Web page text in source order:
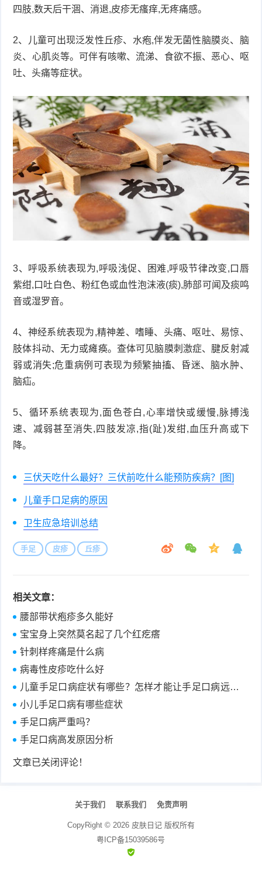
四肢,数天后干涸、消退,皮疹无瘙痒,无疼痛感。
2、儿童可出现泛发性丘疹、水疱,伴发无菌性脑膜炎、脑
炎、心肌炎等。可伴有咳嗽、流涕、食欲不振、恶心、呕
吐、头痛等症状。
3、呼吸系统表现为,呼吸浅促、困难,呼吸节律改变,口唇
紫绀,口吐白色、粉红色或血性泡沫液(痰),肺部可闻及痰鸣
音或湿罗音。
4、神经系统表现为,精神差、嗜睡、头痛、呕吐、易惊、
肢体抖动、无力或瘫痪。查体可见脑膜刺激症、腱反射减
弱或消失;危重病例可表现为频繁抽搐、昏迷、脑水肿、
脑疝。
5、循环系统表现为,面色苍白,心率增快或缓慢,脉搏浅
速、减弱甚至消失,四肢发凉,指(趾)发绀,血压升高或下
降。
三伏天吃什么最好？三伏前吃什么能预防疾病？[图]
儿童手口足病的原因
卫生应急培训总结
手足 皮疹 丘疹
相关文章：
腰部带状疱疹多久能好
宝宝身上突然莫名起了几个红疙瘩
针刺样疼痛是什么病
病毒性皮疹吃什么好
儿童手足口病症状有哪些？怎样才能让手足口病远离
宝宝？
小儿手足口病有哪些症状
手足口病严重吗？
手足口病高发原因分析
文章已关闭评论！
关于我们 联系我们 免责声明
CopyRight © 2026 皮肤日记版权所有
粤ICP备15039586号